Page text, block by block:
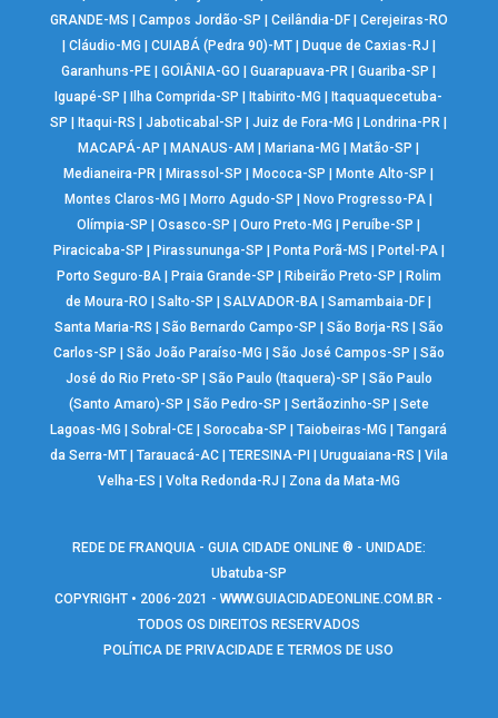
GRANDE-MS | Campos Jordão-SP | Ceilândia-DF| Cerejeiras-RO
| Cláudio-MG | CUIABÁ (Pedra 90)-MT| Duque de Caxias-RJ |
Garanhuns-PE |GOIÂNIA-GO |Guarapuava-PR |Guariba-SP |
Iguapé-SP |Ilha Comprida-SP |Itabirito-MG |Itaquaquecetuba-
SP |Itaqui-RS |Jaboticabal-SP |Juiz de Fora-MG |Londrina-PR |
MACAPÁ-AP |MANAUS-AM |Mariana-MG |Matão-SP |
Medianeira-PR |Mirassol-SP |Mococa-SP |Monte Alto-SP |
Montes Claros-MG |Morro Agudo-SP |Novo Progresso-PA |
Olímpia-SP |Osasco-SP |Ouro Preto-MG |Peruíbe-SP |
Piracicaba-SP | Pirassununga-SP | Ponta Porã-MS | Portel-PA|
Porto Seguro-BA| Praia Grande-SP | Ribeirão Preto-SP | Rolim
de Moura-RO |Salto-SP |SALVADOR-BA |Samambaia-DF |
Santa Maria-RS | São Bernardo Campo-SP | São Borja-RS | São
Carlos-SP | São João Paraíso-MG | São José Campos-SP | São
José do Rio Preto-SP | São Paulo (Itaquera)-SP | São Paulo
(Santo Amaro)-SP | São Pedro-SP | Sertãozinho-SP | Sete
Lagoas-MG |Sobral-CE |Sorocaba-SP |Taiobeiras-MG |Tangará
da Serra-MT| Tarauacá-AC| TERESINA-PI | Uruguaiana-RS | Vila
Velha-ES | Volta Redonda-RJ | Zona da Mata-MG
REDE DE FRANQUIA - GUIA CIDADE ONLINE ® - UNIDADE:
Ubatuba-SP
COPYRIGHT • 2006-2021 -WWW.GUIACIDADEONLINE.COM.BR -
TODOS OS DIREITOS RESERVADOS
POLÍTICA DE PRIVACIDADE E TERMOS DE USO